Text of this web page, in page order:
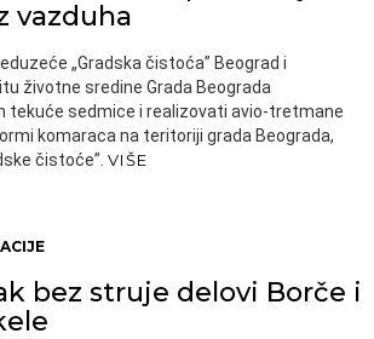
vazduha
„Gradska čistoća” Beograd i
životne sredine Grada Beograda
tekuće sedmice i realizovati avio-tretmane
komaraca na teritoriji grada Beograda,
čistoće”. VIŠE
bez struje delovi Borče i